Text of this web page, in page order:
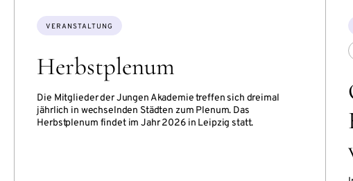
Herbstplenum
Die Mitglieder der Jungen Akademie treffen sich dreimal
jährlich in wechselnden Städten zum Plenum. Das
Herbstplenum findet im Jahr 2026 in Leipzig statt.
Themen:
VERANSTALTUNG